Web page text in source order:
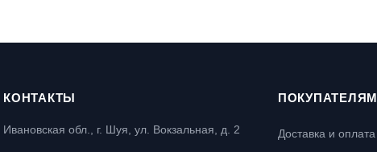
КОНТАКТЫ
Ивановская обл., г. Шуя, ул. Вокзальная, д. 2
ПОКУПАТЕЛЯМ
Доставка и оплата